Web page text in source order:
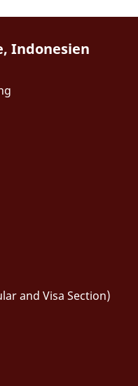
Indonesien
and Visa Section)